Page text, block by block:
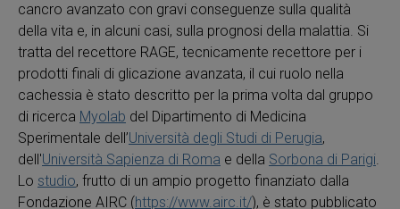
cancro avanzato con gravi conseguenze sulla qualità
della vita e, in alcuni casi, sulla prognosi della malattia. Si
tratta del recettore RAGE, tecnicamente recettore per i
prodotti finali di glicazione avanzata, il cui ruolo nella
cachessia è stato descritto per la prima volta dal gruppo
di ricerca Myolab del Dipartimento di Medicina
Sperimentale dell’Università degli Studi di Perugia,
dell'Università Sapienza di Roma e della Sorbona di Parigi.
Lo studio, frutto di un ampio progetto finanziato dalla
Fondazione AIRC (https://www.airc.it/), è stato pubblicato